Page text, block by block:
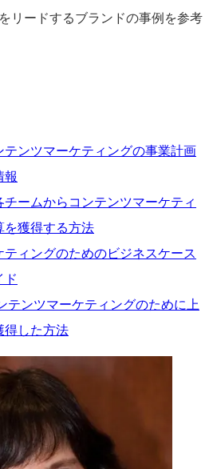
リードするブランドの事例を参考
テンツマーケティングの事業計画
報
ームからコンテンツマーケティ
を獲得する方法
ティングのためのビジネスケース
ド
テンツマーケティングのために上
得した方法